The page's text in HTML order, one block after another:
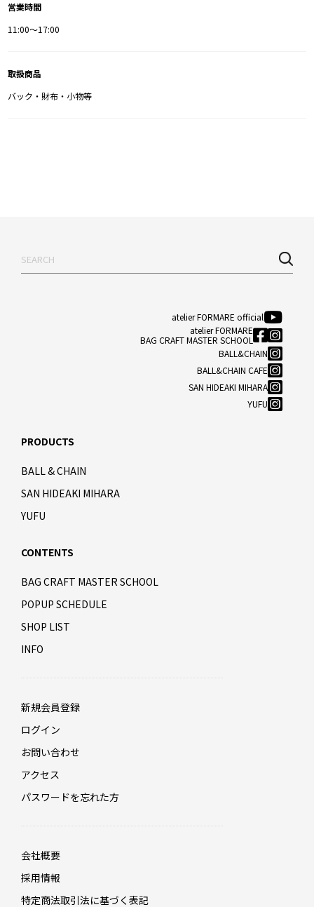
営業時間
11:00〜17:00
取扱商品
バック・財布・小物等
atelier FORMARE official
atelier FORMARE
BAG CRAFT MASTER SCHOOL
BALL&CHAIN
BALL&CHAIN CAFE
SAN HIDEAKI MIHARA
YUFU
PRODUCTS
BALL & CHAIN
SAN HIDEAKI MIHARA
YUFU
CONTENTS
BAG CRAFT MASTER SCHOOL
POPUP SCHEDULE
SHOP LIST
INFO
新規会員登録
ログイン
お問い合わせ
アクセス
パスワードを忘れた方
会社概要
採用情報
特定商法取引法に基づく表記